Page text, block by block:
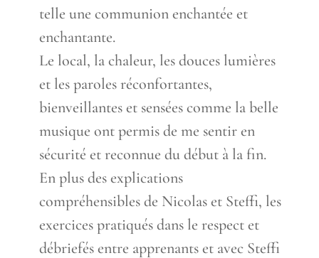
telle une communion enchantée et
enchantante.
Le local, la chaleur, les douces lumières
et les paroles réconfortantes,
bienveillantes et sensées comme la belle
musique ont permis de me sentir en
sécurité et reconnue du début à la fin.
En plus des explications
compréhensibles de Nicolas et Steffi, les
exercices pratiqués dans le respect et
débriefés entre apprenants et avec Steffi